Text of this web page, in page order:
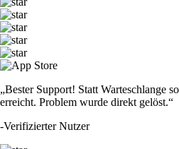
„Bester Support! Statt Warteschlange
erreicht. Problem wurde direkt gelöst.“
-Verifizierter Nutzer